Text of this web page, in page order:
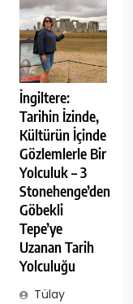
İngiltere:
Tarihin İzinde,
Kültürün İçinde
Gözlemlerle Bir
Yolculuk – 3
Stonehenge’den
Göbekli
Tepe’ye
Uzanan Tarih
Yolculuğu
Tülay